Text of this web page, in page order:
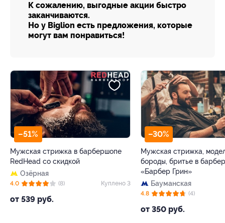
К сожалению, выгодные акции быстро
заканчиваются.
Но у Biglion есть предложения, которые
могут вам понравиться!
–51%
Мужская стрижка в барбершопе
RedHead со скидкой
Озёрная
от 539 руб.
4.0 (8) Куплено 3
–30%
Мужская стрижка,
бороды, бритье в
«Барбер Грин»
Бауманская
от 350 руб.
4.8 (4)